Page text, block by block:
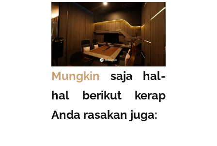
Mungkin saja hal-
hal berikut kerap
Anda rasakan juga: